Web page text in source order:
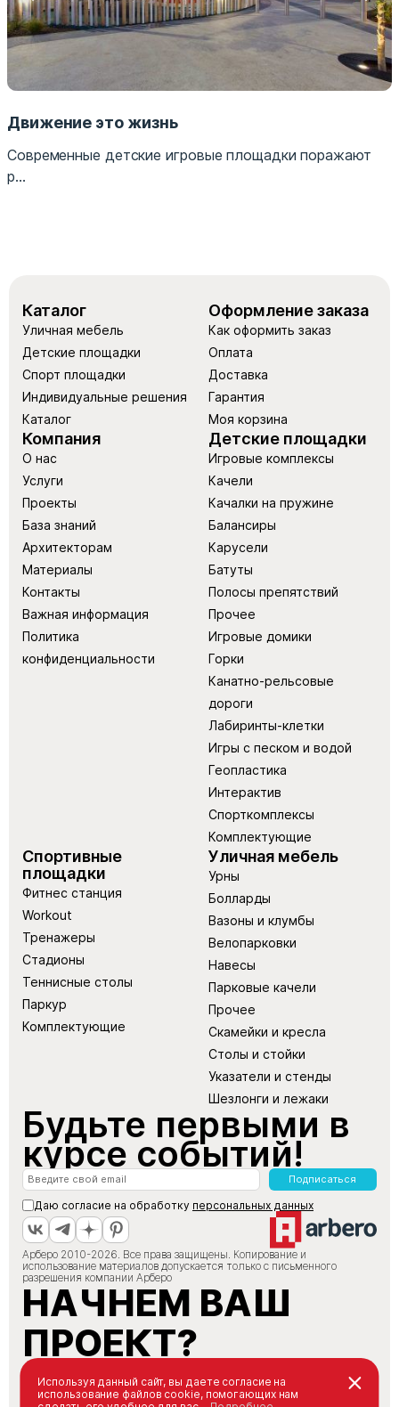
Движение это жизнь
Современные детские игровые площадки поражают
р...
Каталог
Уличная мебель
Детские площадки
Спорт площадки
Индивидуальные решения
Каталог
Оформление заказа
Как оформить заказ
Оплата
Доставка
Гарантия
Моя корзина
Компания
О нас
Услуги
Проекты
База знаний
Архитекторам
Материалы
Контакты
Важная информация
Политика
конфиденциальности
Детские площадки
Игровые комплексы
Качели
Качалки на пружине
Балансиры
Карусели
Батуты
Полосы препятствий
Прочее
Игровые домики
Горки
Канатно-рельсовые
дороги
Лабиринты-клетки
Игры с песком и водой
Геопластика
Интерактив
Спорткомплексы
Комплектующие
Спортивные
площадки
Фитнес станция
Workout
Тренажеры
Стадионы
Теннисные столы
Паркур
Комплектующие
Уличная мебель
Урны
Болларды
Вазоны и клумбы
Велопарковки
Навесы
Парковые качели
Прочее
Скамейки и кресла
Столы и стойки
Указатели и стенды
Шезлонги и лежаки
Будьте первыми в
курсе событий!
Подписаться
Даю согласие на обработку персональных данных
Арберо 2010-2026. Все права защищены. Копирование и
использование материалов допускается только с письменного
разрешения компании Арберо
НАЧНЕМ ВАШ
ПРОЕКТ?
+7 (495) 147-66-88
Используя данный сайт, вы даете согласие на
использование файлов cookie, помогающих нам